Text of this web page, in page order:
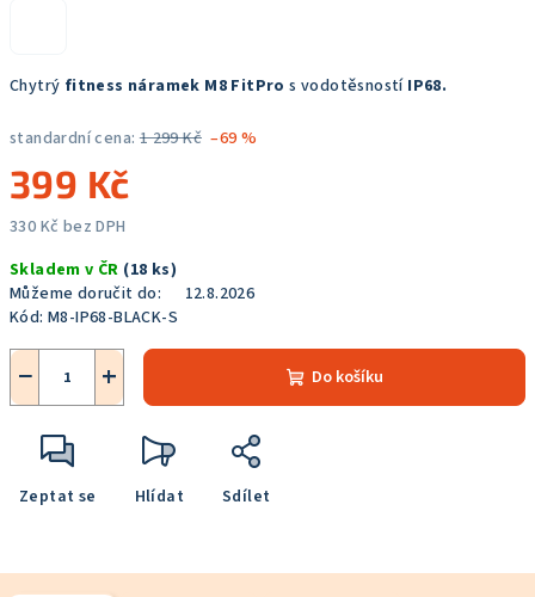
Chytrý fitness náramek M8 FitPro s vodotěsností IP68.
standardní cena: 1 299 Kč –69 %
399 Kč
330 Kč bez DPH
cena:
Skladem v ČR (18 ks)
Můžeme doručit do:
12.8.2026
Kód: M8-IP68-BLACK-S
+
− Do košíku
Zeptat se Hlídat Sdílet